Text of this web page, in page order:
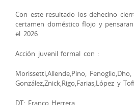
Con este resultado los dehecino
certamen doméstico flojo y
el 2026
Acción juvenil formal con :
Morissetti,Allende,Pino, Fenoglio,Dho,
González,Znick,Rigo,Farias,López y
DT: Franco Herrera